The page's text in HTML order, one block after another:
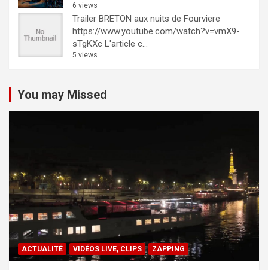
6 views
Trailer BRETON aux nuits de Fourviere
https://www.youtube.com/watch?v=vmX9-
sTgKXc L'article c...
5 views
You may Missed
ACTUALITÉ VIDÉOS LIVE, CLIPS ZAPPING